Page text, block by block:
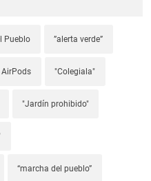
Pueblo ”alerta verde”
AirPods "Colegiala"
"Jardín prohibido"
“marcha del pueblo”